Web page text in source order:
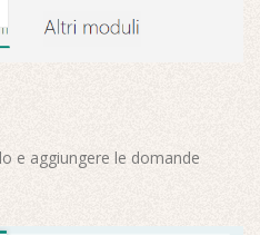
e aggiungere le domande